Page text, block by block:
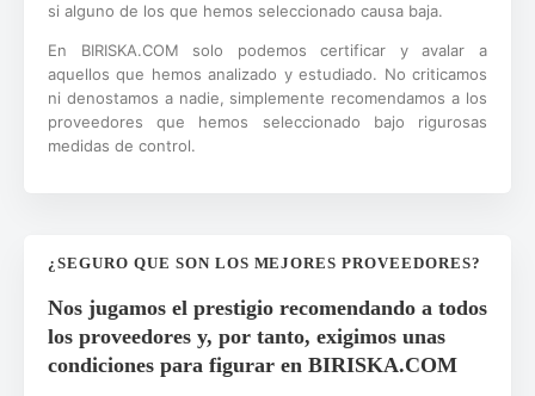
si alguno de los que hemos seleccionado causa baja.
En BIRISKA.COM solo podemos certificar y avalar a
aquellos que hemos analizado y estudiado. No criticamos
ni denostamos a nadie, simplemente recomendamos a los
proveedores que hemos seleccionado bajo rigurosas
medidas de control.
¿SEGURO QUE SON LOS MEJORES PROVEEDORES?
Nos jugamos el prestigio recomendando a todos
los proveedores y, por tanto, exigimos unas
condiciones para figurar en BIRISKA.COM